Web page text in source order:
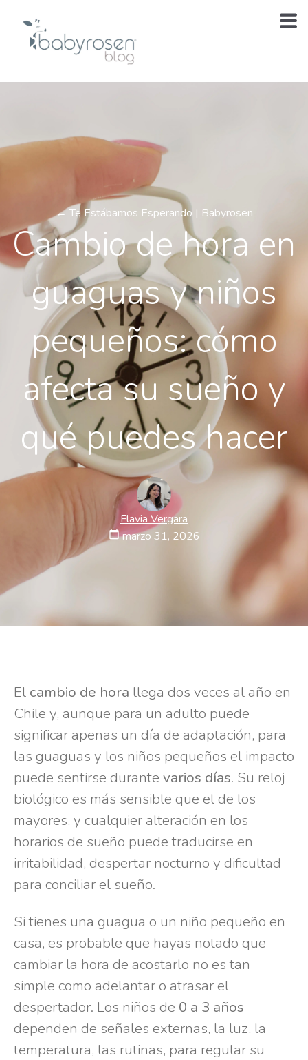
← Te Estábamos Esperando | Babyrosen
Cambio de hora en
guaguas y niños
pequeños: cómo
afecta su sueño y
qué puedes hacer
Flavia Vergara
calendar_todaymarzo 31, 2026
El cambio de hora llega dos veces al año en
Chile y, aunque para un adulto puede
significar apenas un día de adaptación, para
las guaguas y los niños pequeños el impacto
puede sentirse durante varios días. Su reloj
biológico es más sensible que el de los
mayores, y cualquier alteración en los
horarios de sueño puede traducirse en
irritabilidad, despertar nocturno y dificultad
para conciliar el sueño.
Si tienes una guagua o un niño pequeño en
casa, es probable que hayas notado que
cambiar la hora de acostarlo no es tan
simple como adelantar o atrasar el
despertador. Los niños de 0 a 3 años
dependen de señales externas, la luz, la
temperatura, las rutinas, para regular su